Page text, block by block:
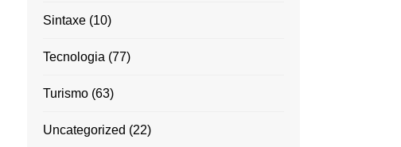
Sintaxe(10)
Tecnologia (77)
Turismo(63)
Uncategorized (22)